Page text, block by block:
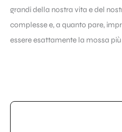
grandi della nostra vita e del
complesse e, a quanto pare,
essere esattamente la mossa